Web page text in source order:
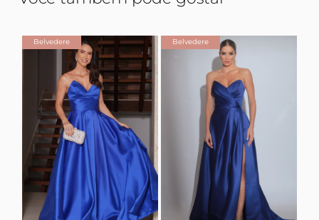
Belvedere Belvedere